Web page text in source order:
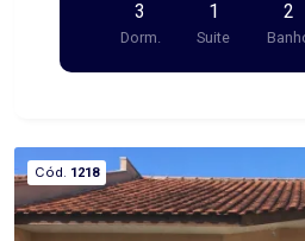
Gostou? Agende já uma
3
Dorm.
1
Suite
2
Cód. 1218